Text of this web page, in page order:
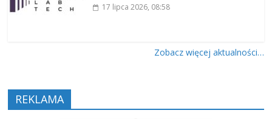
17 lipca 2026, 08:58
Zobacz więcej aktualności…
REKLAMA